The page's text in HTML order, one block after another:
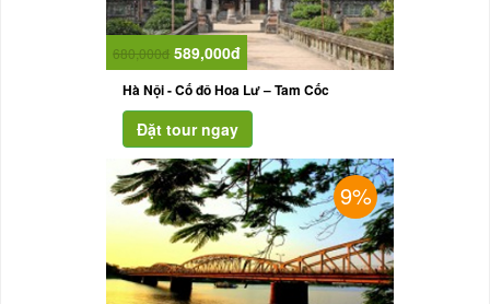
680,000đ 589,000đ
Hà Nội - Cố đô Hoa Lư – Tam Cốc
9%